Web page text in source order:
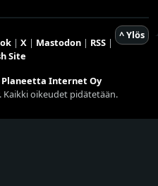
^ Ylös
| X| Mastodon| RSS|
Site
Planeetta Internet Oy
Kaikki oikeudet pidätetään.